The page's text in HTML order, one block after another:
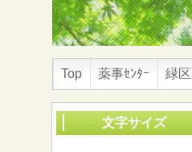
Top 薬事ｾﾝﾀｰ 緑
文字サイズ